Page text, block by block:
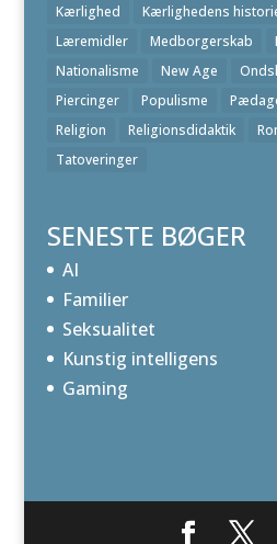
Kærlighed
Kærlighedens
Læremidler
Medborgerskab
Nationalisme
New Age
Piercinger
Populisme
Religion
Religionsdidaktik
Tatoveringer
SENESTE BØGER
AI
Familier
Seksualitet
Kunstig intelligens
Gaming